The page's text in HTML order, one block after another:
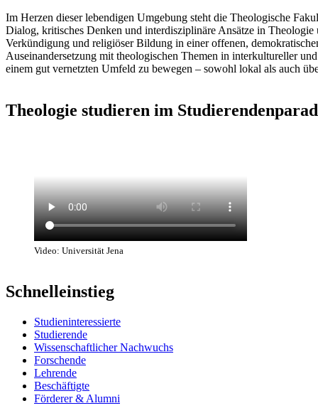
Im Herzen dieser lebendigen Umgebung steht die Theologische
Dialog, kritisches Denken und interdisziplinäre Ansätze in
Verkündigung und religiöser Bildung in einer offenen,
Auseinandersetzung mit theologischen Themen in interkultureller
einem gut vernetzten Umfeld zu bewegen – sowohl lokal als auch
Theologie studieren im
Video: Universität Jena
Schnelleinstieg
Studien­interessierte
Studierende
Wissenschaft­licher Nachwuchs
Forschende
Lehrende
Beschäftigte
Förderer & Alumni